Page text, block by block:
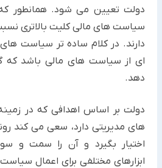
دولت تعیین می شود. همانطور که
سیاست های مالی کلیت بالاتری
دارند. در کلام ساده تر سیاست
ای از سیاست های مالی باشد که
دهد.
دولت بر اساس اهدافی که در
های مدیریتی دارد، سعی می کند
اختیار بگیرد و آن را سمت و
ابزارهای مختلفی برای اعمال